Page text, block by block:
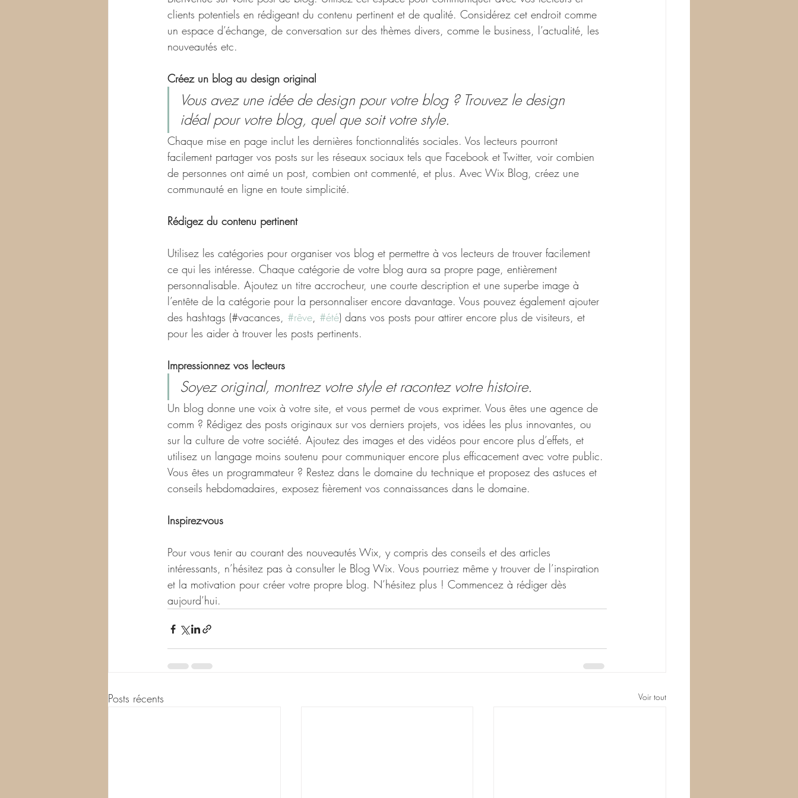
clients potentiels en rédigeant du contenu pertinent et de qualité. Considérez cet endroit comme
un espace d’échange, de conversation sur des thèmes divers, comme le business, l’actualité, les
nouveautés etc.
Créez un blog au design original
Vous avez une idée de design pour votre blog ? Trouvez le design
idéal pour votre blog, quel que soit votre style.
Chaque mise en page inclut les dernières fonctionnalités sociales. Vos lecteurs pourront
facilement partager vos posts sur les réseaux sociaux tels que Facebook et Twitter, voir combien
de personnes ont aimé un post, combien ont commenté, et plus. Avec Wix Blog, créez une
communauté en ligne en toute simplicité.
Rédigez du contenu pertinent
Utilisez les catégories pour organiser vos blog et permettre à vos lecteurs de trouver facilement
ce qui les intéresse. Chaque catégorie de votre blog aura sa propre page, entièrement
personnalisable. Ajoutez un titre accrocheur, une courte description et une superbe image à
l’entête de la catégorie pour la personnaliser encore davantage. Vous pouvez également ajouter
des hashtags (#vacances, #rêve, #été) dans vos posts pour attirer encore plus de visiteurs, et
pour les aider à trouver les posts pertinents.
Impressionnez vos lecteurs
Soyez original, montrez votre style et racontez votre histoire.
Un blog donne une voix à votre site, et vous permet de vous exprimer. Vous êtes une agence de
comm ? Rédigez des posts originaux sur vos derniers projets, vos idées les plus innovantes, ou
sur la culture de votre société. Ajoutez des images et des vidéos pour encore plus d’effets, et
utilisez un langage moins soutenu pour communiquer encore plus efficacement avec votre public.
Vous êtes un programmateur ? Restez dans le domaine du technique et proposez des astuces et
conseils hebdomadaires, exposez fièrement vos connaissances dans le domaine.
Inspirez-vous
Pour vous tenir au courant des nouveautés Wix, y compris des conseils et des articles
intéressants, n’hésitez pas à consulter le Blog Wix. Vous pourriez même y trouver de l’inspiration
et la motivation pour créer votre propre blog. N’hésitez plus ! Commencez à rédiger dès
aujourd’hui.
Posts récents Voir tout